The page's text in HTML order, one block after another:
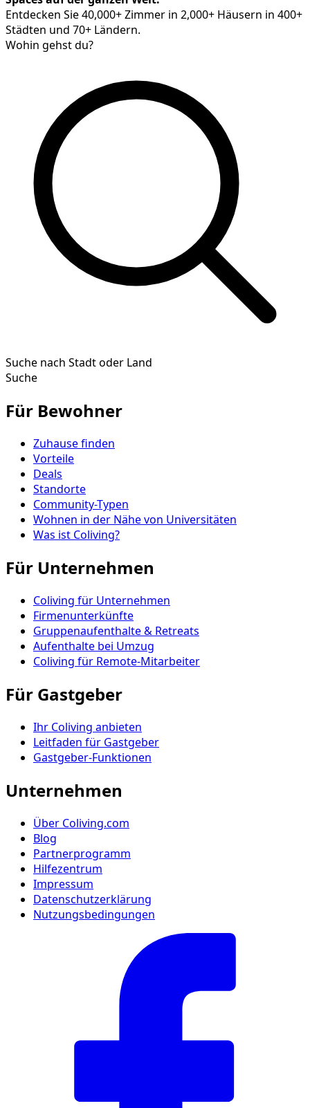
Entdecken Sie 40,000+ Zimmer in 2,000+ Häusern in 400+
Städten und 70+ Ländern.
Wohin gehst du?
Suche nach Stadt oder Land
Suche
Für Bewohner
Zuhause finden
Vorteile
Deals
Standorte
Community-Typen
Wohnen in der Nähe von Universitäten
Was ist Coliving?
Für Unternehmen
Coliving für Unternehmen
Firmenunterkünfte
Gruppenaufenthalte & Retreats
Aufenthalte bei Umzug
Coliving für Remote-Mitarbeiter
Für Gastgeber
Ihr Coliving anbieten
Leitfaden für Gastgeber
Gastgeber-Funktionen
Unternehmen
Über Coliving.com
Blog
Partnerprogramm
Hilfezentrum
Impressum
Datenschutzerklärung
Nutzungsbedingungen